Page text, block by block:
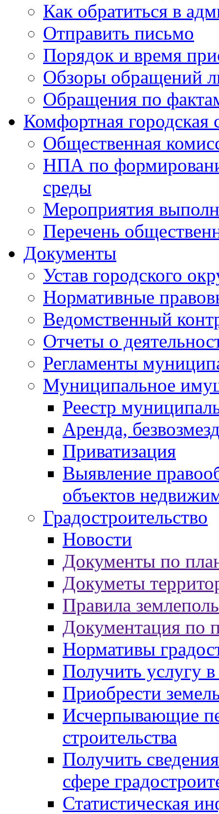
Как обратиться в
Отправить письмо
Порядок и время
Обзоры обращений
Обращения по
Комфортная городская
Общественная
НПА по
среды
Мероприятия
Перечень
Документы
Устав городского
Нормативные
Ведомственный
Отчеты о
Регламенты
Муниципальное
Реестр
Аренда,
Приватизация
Выявление
объектов
Градостроительство
Новости
Документы по
Докуметы
Правила
Документация по
Нормативы
Получить услугу в
Приобрести
Исчерпывающие
строительства
Получить
сфере
Статистическая